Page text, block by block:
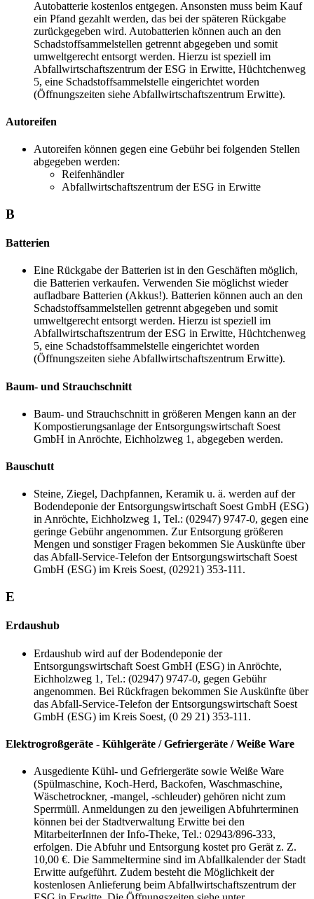
Autobatterie kostenlos entgegen. Ansonsten muss beim Kauf
ein Pfand gezahlt werden, das bei der späteren Rückgabe
zurückgegeben wird. Autobatterien können auch an den
Schadstoffsammelstellen getrennt abgegeben und somit
umweltgerecht entsorgt werden. Hierzu ist speziell im
Abfallwirtschaftszentrum der ESG in Erwitte, Hüchtchenweg
5, eine Schadstoffsammelstelle eingerichtet worden
(Öffnungszeiten siehe Abfallwirtschaftszentrum Erwitte).
Autoreifen
Autoreifen können gegen eine Gebühr bei folgenden Stellen
abgegeben werden:
Reifenhändler
Abfallwirtschaftszentrum der ESG in Erwitte
B
Batterien
Eine Rückgabe der Batterien ist in den Geschäften möglich,
die Batterien verkaufen. Verwenden Sie möglichst wieder
aufladbare Batterien (Akkus!). Batterien können auch an den
Schadstoffsammelstellen getrennt abgegeben und somit
umweltgerecht entsorgt werden. Hierzu ist speziell im
Abfallwirtschaftszentrum der ESG in Erwitte, Hüchtchenweg
5, eine Schadstoffsammelstelle eingerichtet worden
(Öffnungszeiten siehe Abfallwirtschaftszentrum Erwitte).
Baum- und Strauchschnitt
Baum- und Strauchschnitt in größeren Mengen kann an der
Kompostierungsanlage der Entsorgungswirtschaft Soest
GmbH in Anröchte, Eichholzweg 1, abgegeben werden.
Bauschutt
Steine, Ziegel, Dachpfannen, Keramik u. ä. werden auf der
Bodendeponie der Entsorgungswirtschaft Soest GmbH (ESG)
in Anröchte, Eichholzweg 1, Tel.: (02947) 9747-0, gegen eine
geringe Gebühr angenommen. Zur Entsorgung größeren
Mengen und sonstiger Fragen bekommen Sie Auskünfte über
das Abfall-Service-Telefon der Entsorgungswirtschaft Soest
GmbH (ESG) im Kreis Soest, (02921) 353-111.
E
Erdaushub
Erdaushub wird auf der Bodendeponie der
Entsorgungswirtschaft Soest GmbH (ESG) in Anröchte,
Eichholzweg 1, Tel.: (02947) 9747-0, gegen Gebühr
angenommen. Bei Rückfragen bekommen Sie Auskünfte über
das Abfall-Service-Telefon der Entsorgungswirtschaft Soest
GmbH (ESG) im Kreis Soest, (0 29 21) 353-111.
Elektrogroßgeräte - Kühlgeräte / Gefriergeräte / Weiße Ware
Ausgediente Kühl- und Gefriergeräte sowie Weiße Ware
(Spülmaschine, Koch-Herd, Backofen, Waschmaschine,
Wäschetrockner, -mangel, -schleuder) gehören nicht zum
Sperrmüll. Anmeldungen zu den jeweiligen Abfuhrterminen
können bei der Stadtverwaltung Erwitte bei den
MitarbeiterInnen der Info-Theke, Tel.: 02943/896-333,
erfolgen. Die Abfuhr und Entsorgung kostet pro Gerät z. Z.
10,00 €. Die Sammeltermine sind im Abfallkalender der Stadt
Erwitte aufgeführt. Zudem besteht die Möglichkeit der
kostenlosen Anlieferung beim Abfallwirtschaftszentrum der